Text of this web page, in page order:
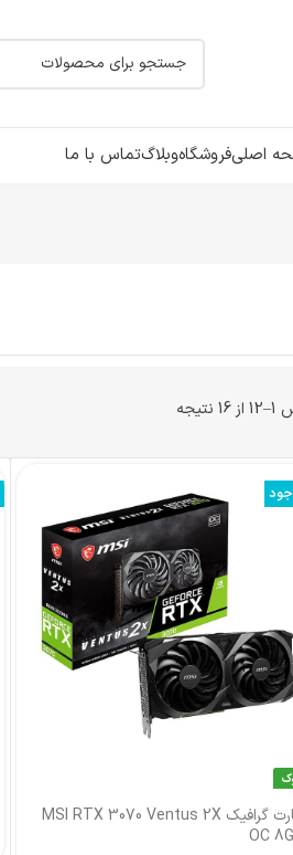
اصلیفروشگاهوبلاگتماس با ما
کارت گرافیک MSI RTX 3070 Ventus 2X
OC